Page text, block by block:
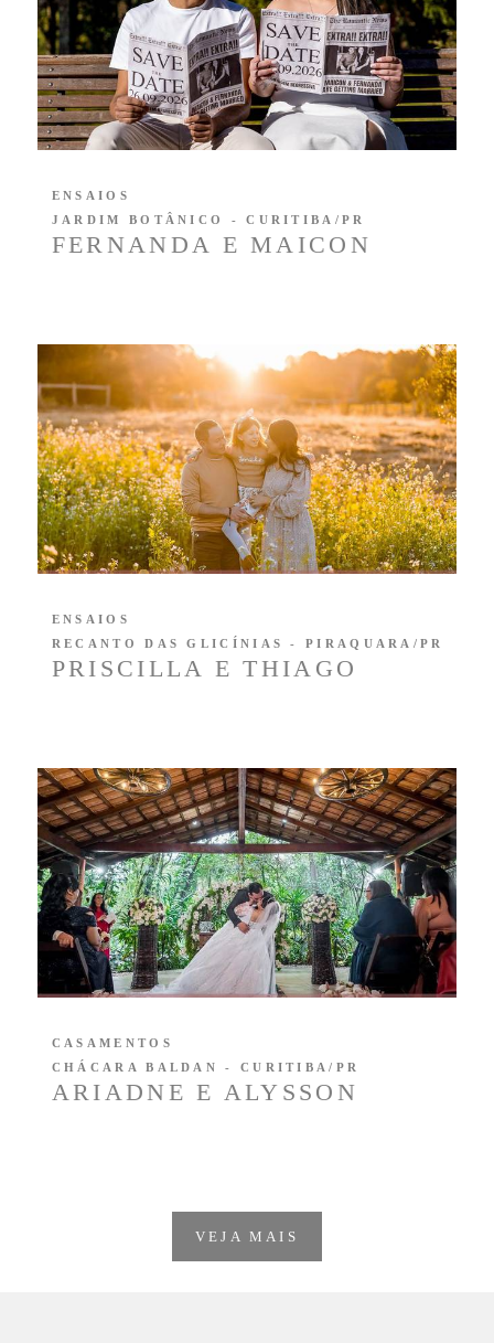
FERNANDA E MAICON
ENSAIOS
JARDIM BOTÂNICO - CURITIBA/PR
PRISCILLA E THIAGO
ENSAIOS
RECANTO DAS GLICÍNIAS - PIRAQUARA/PR
ARIADNE E ALYSSON
CASAMENTOS
CHÁCARA BALDAN - CURITIBA/PR
VEJA MAIS